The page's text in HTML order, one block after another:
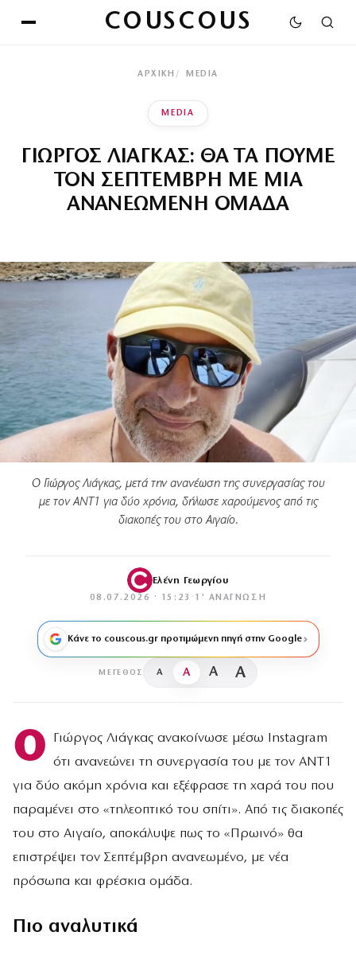
COUSCOUS
ΑΡΧΙΚΉ MEDIA
MEDIA
ΓΙΩΡΓΟΣ ΛΙΑΓΚΑΣ: ΘΑ ΤΑ ΠΟΥΜΕ
ΤΟΝ ΣΕΠΤΕΜΒΡΗ ΜΕ ΜΙΑ
ΑΝΑΝΕΩΜΕΝΗ ΟΜΑΔΑ
Ο Γιώργος Λιάγκας, μετά την ανανέωση της συνεργασίας του
με τον ΑΝΤ1 για δύο χρόνια, δήλωσε χαρούμενος από τις
διακοπές του στο Αιγαίο.
Ελένη Γεωργίου
08.07.2026 · 15:23 · 1′ ΑΝΆΓΝΩΣΗ
Κάνε το couscous.gr προτιμώμενη πηγή στην Google
ΜΈΓΕΘΟΣ A A A A
Ο
Γιώργος Λιάγκας ανακοίνωσε μέσω Instagram
ότι ανανεώνει τη συνεργασία του με τον ΑΝΤ1
για δύο ακόμη χρόνια και εξέφρασε τη χαρά του που
παραμένει στο «τηλεοπτικό του σπίτι». Από τις διακοπές
του στο Αιγαίο, αποκάλυψε πως το «Πρωινό» θα
επιστρέψει τον Σεπτέμβρη ανανεωμένο, με νέα
πρόσωπα και φρέσκια ομάδα.
Πιο αναλυτικά